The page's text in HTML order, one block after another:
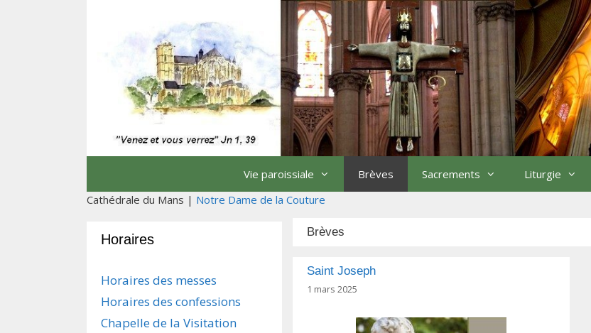
Vie paroissiale Brèves Sacrements Liturgie
Cathédrale du Mans | Notre Dame de la Couture
Brèves
Saint Joseph
1 mars 2025
Horaires
Horaires des messes
Horaires des confessions
Chapelle de la Visitation